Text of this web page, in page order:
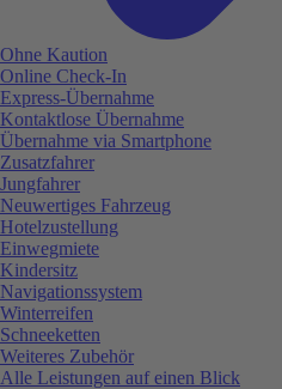
Ohne Kaution
Online Check-In
Express-Übernahme
Kontaktlose Übernahme
Übernahme via Smartphone
Zusatzfahrer
Jungfahrer
Neuwertiges Fahrzeug
Hotelzustellung
Einwegmiete
Kindersitz
Navigationssystem
Winterreifen
Schneeketten
Weiteres Zubehör
Alle Leistungen auf einen Blick